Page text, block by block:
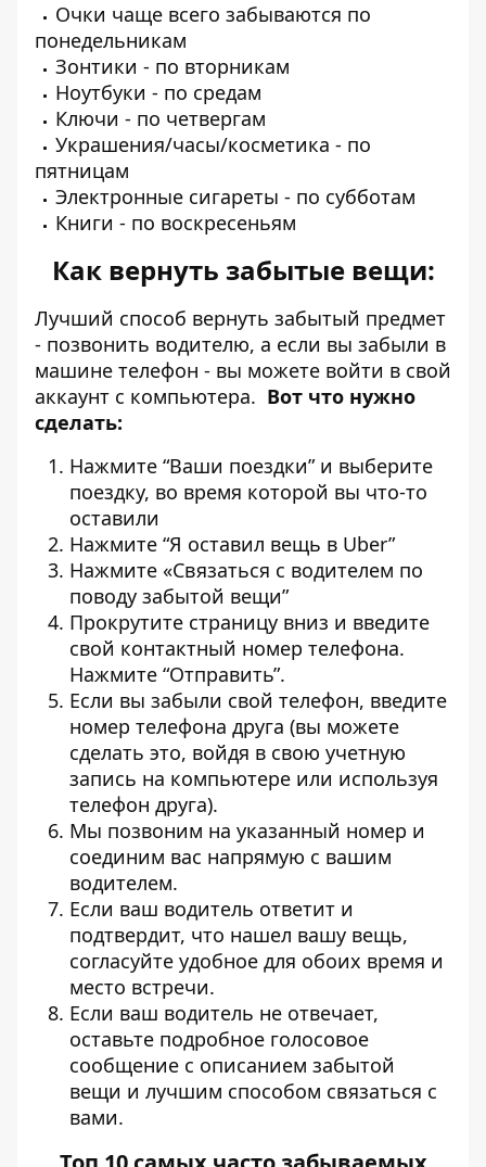
Очки чаще всего забываются по
понедельникам
Зонтики - по вторникам
Ноутбуки - по средам
Ключи - по четвергам
Украшения/часы/косметика - по
пятницам
Электронные сигареты - по субботам
Книги - по воскресеньям
Как вернуть забытые вещи:
Лучший способ вернуть забытый предмет
- позвонить водителю, а если вы забыли в
машине телефон - вы можете войти в свой
аккаунт с компьютера. Вот что нужно
сделать:
Нажмите “Ваши поездки” и выберите
поездку, во время которой вы что-то
оставили
Нажмите “Я оставил вещь в Uber”
Нажмите «Связаться с водителем по
поводу забытой вещи”
Прокрутите страницу вниз и введите
свой контактный номер телефона.
Нажмите “Отправить”.
Если вы забыли свой телефон, введите
номер телефона друга (вы можете
сделать это, войдя в свою учетную
запись на компьютере или используя
телефон друга).
Мы позвоним на указанный номер и
соединим вас напрямую с вашим
водителем.
Если ваш водитель ответит и
подтвердит, что нашел вашу вещь,
согласуйте удобное для обоих время и
место встречи.
Если ваш водитель не отвечает,
оставьте подробное голосовое
сообщение с описанием забытой
вещи и лучшим способом связаться с
вами.